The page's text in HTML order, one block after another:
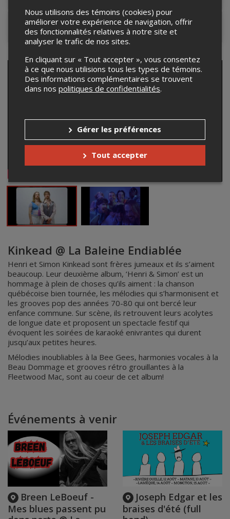
Contacter l'organisateur
Kinkead @ La Baleine Endiablée
Henri et Simon Kinkead sont frères jumeaux et ils s’aiment
beaucoup. Leur deuxième album, ‘Henri & Simon’ est un
hommage à plein de choses qu’ils aiment : la chanson
québécoise bien tournée, les mélodies qui s’harmonisent et
les grooves pop des années 70-80 qui ont bercé leur
enfance commune. Sur scène, ils retrouvent leurs acolytes
de longue date et proposent un spectacle festif qui
évoquent les soirées de karaoké enivrantes qui durent
jusqu’aux petites heures.
Mélodies inoubliables à la Bee Gees, harmonies vocales à la
Beau Dommage et grooves rétro grouillantes à la
Fleetwood Mac, sont au coeur de cet album!
Événements à venir
Breen LeBoeuf -
Mes blues passent pu
Joseph Edgar et les
braises d'été (full
Nous utilisons des témoins (cookies) pour
améliorer votre expérience de navigation, offrir
des fonctionnalités relatives à notre site et
analyser le trafic de nos sites.
En cliquant sur « Tout accepter », vous consentez
à ce que nous utilisions tous les types de témoins.
Des informations complémentaires se trouvent
dans nos politiques de confidentialités.
Gérer les préférences
Tout accepter